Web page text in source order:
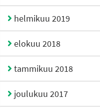
helmikuu 2019
elokuu 2018
tammikuu 2018
joulukuu 2017